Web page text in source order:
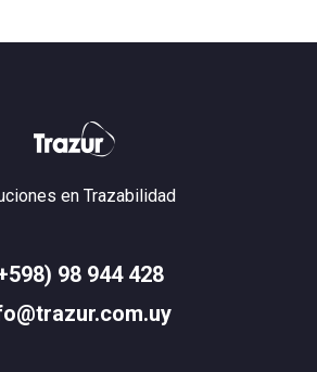
en Trazabilidad
98 944 428